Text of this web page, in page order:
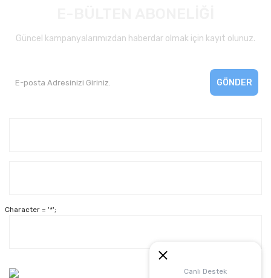
Canlı Destek
Güncel kampanyalarımızdan haberdar olmak için kayıt olunuz.
GÖNDER
Character = '*';